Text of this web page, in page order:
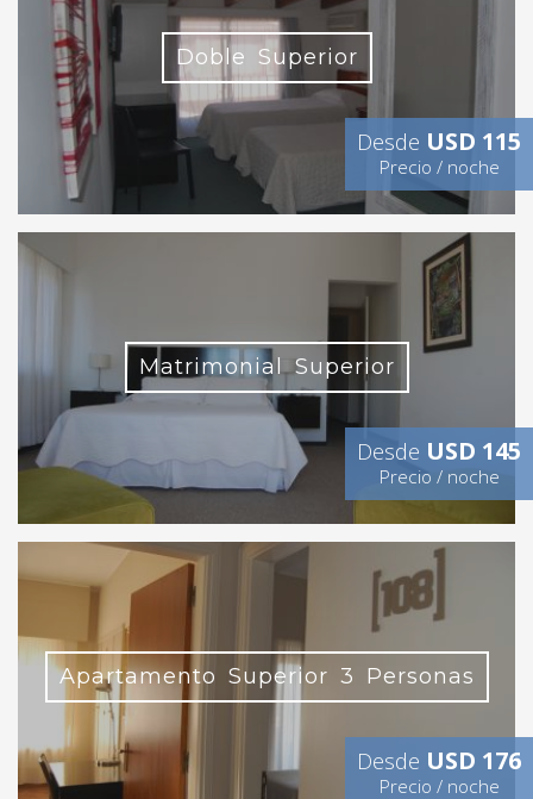
Doble Superior
Desde USD 115
Precio / noche
Matrimonial Superior
Desde USD 145
Precio / noche
Apartamento Superior 3 Personas
Desde USD 176
Precio / noche